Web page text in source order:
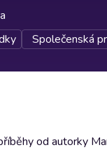
Společenská
od autorky